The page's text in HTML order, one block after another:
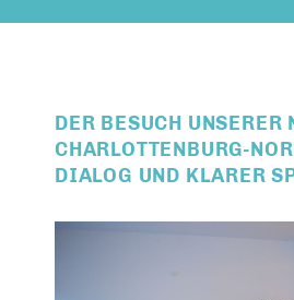
DER BESUCH
CHARLOTTENBURG-
DIALOG UND KLARER